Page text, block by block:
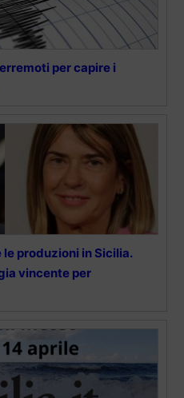
per capire i
le produzioni in Sicilia.
vincente per